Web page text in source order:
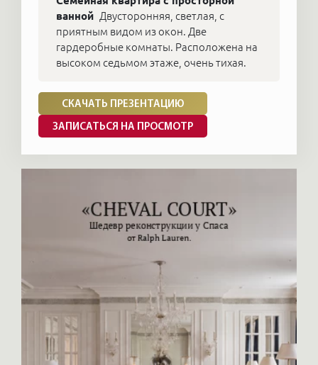
ванной Двусторонняя, светлая, с
приятным видом из окон. Две
гардеробные комнаты. Расположена на
высоком седьмом этаже, очень тихая.
СКАЧАТЬ ПРЕЗЕНТАЦИЮ
ЗАПИСАТЬСЯ НА ПРОСМОТР